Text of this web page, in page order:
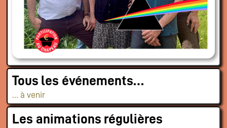
Tous les événements…
… à venir
Les animations régulières